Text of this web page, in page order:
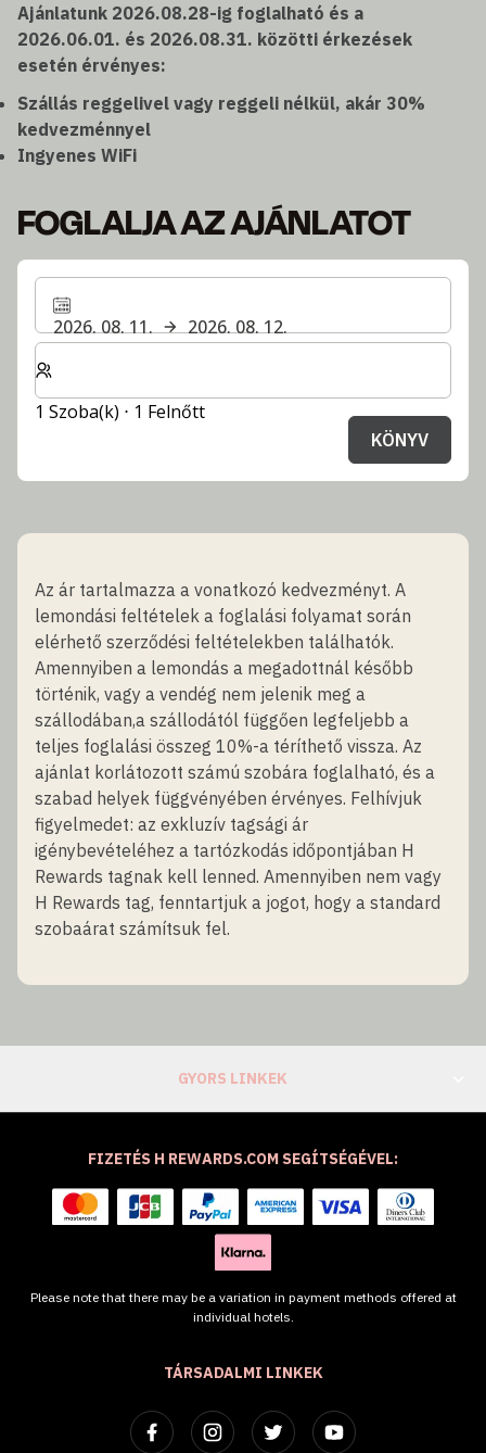
Ajánlatunk 2026.08.28-ig foglalható és a
2026.06.01. és 2026.08.31. közötti érkezések
esetén érvényes:
Szállás reggelivel vagy reggeli nélkül, akár 30%
kedvezménnyel
Ingyenes WiFi
FOGLALJA AZ AJÁNLATOT
2026. 08. 11.
2026. 08. 12.
Válassza ki a szobák és a vendégek számát
1 Szoba(k) ⋅ 1 Felnőtt
KÖNYV
Az ár tartalmazza a vonatkozó kedvezményt. A
lemondási feltételek a foglalási folyamat során
elérhető szerződési feltételekben találhatók.
Amennyiben a lemondás a megadottnál később
történik, vagy a vendég nem jelenik meg a
szállodában,a szállodától függően legfeljebb a
teljes foglalási összeg 10%-a téríthető vissza. Az
ajánlat korlátozott számú szobára foglalható, és a
szabad helyek függvényében érvényes. Felhívjuk
figyelmedet: az exkluzív tagsági ár
igénybevételéhez a tartózkodás időpontjában H
Rewards tagnak kell lenned. Amennyiben nem vagy
H Rewards tag, fenntartjuk a jogot, hogy a standard
szobaárat számítsuk fel.
GYORS LINKEK
TÁRSADALMI LINKEK
FIZETÉS H REWARDS.COM SEGÍTSÉGÉVEL:
Please note that there may be a variation in payment methods offered at
individual hotels.